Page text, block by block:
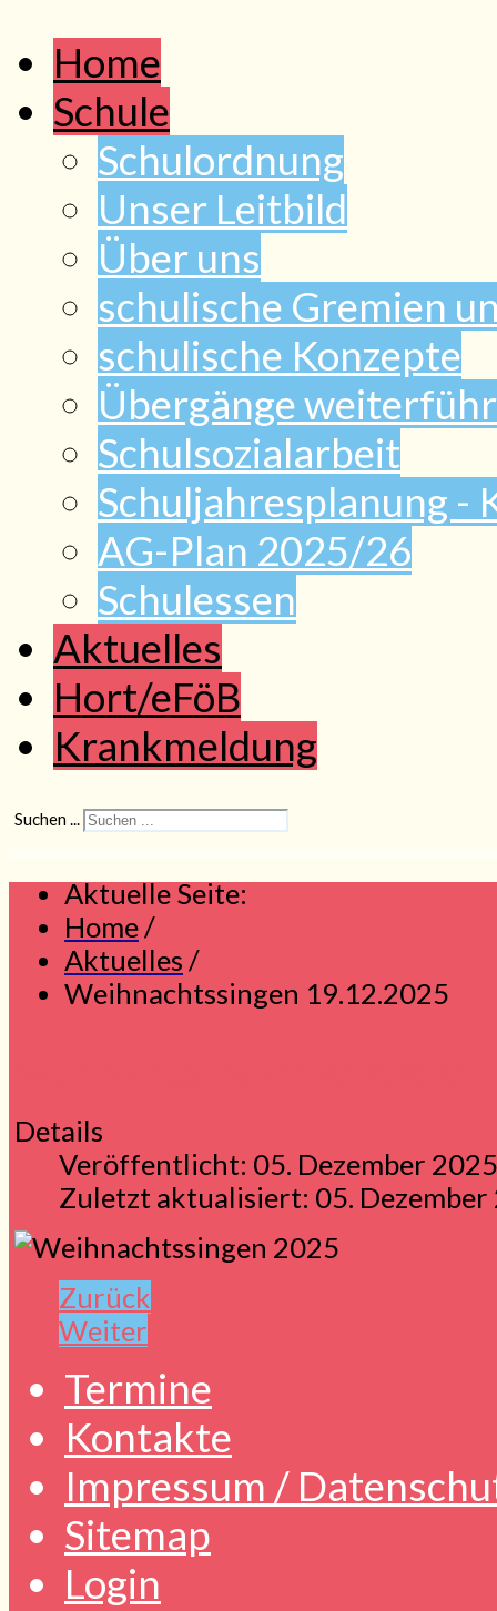
Home
Schule
Schulordnung
Unser Leitbild
Über uns
schulische Gremien
schulische Konzepte
Übergänge
Schulsozialarbeit
Schuljahresplanung -
AG-Plan 2025/26
Schulessen
Aktuelles
Hort/eFöB
Krankmeldung
Suchen ...
Aktuelle Seite:
Home/
Aktuelles /
Weihnachtssingen 19.12.2025
Details
Veröffentlicht: 05. Dezember 2025
Zuletzt aktualisiert: 05. Dezember
Zurück
Weiter
Termine
Kontakte
Impressum /
Sitemap
Login